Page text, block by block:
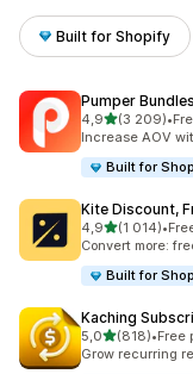
Built for Shopify
Pumper
4,9z 5 hvězd
(3 209)
Celkový počet•
Increase AOV
Built for
Kite Discount,
4,9z 5 hvězd
(1 014)
Celkový počet
•
Convert more:
Built for
Kaching
5,0z 5 hvězd
(818)
Celkový počet
•Free
Grow recurring